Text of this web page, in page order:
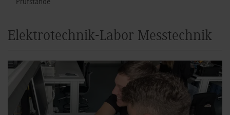
Prüfstände
Elektrotechnik-Labor Messtechnik